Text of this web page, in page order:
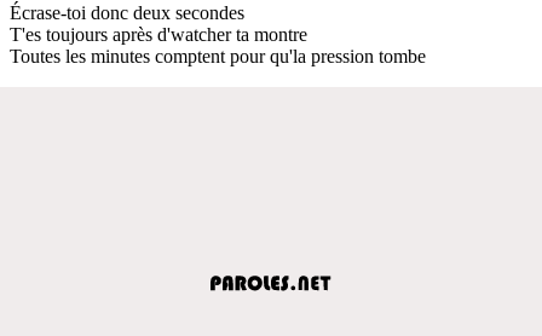
Écrase-toi donc deux secondes
T'es toujours après d'watcher ta montre
Toutes les minutes comptent pour qu'la pression tombe